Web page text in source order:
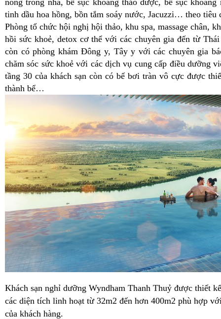
nóng trong nhà, bể sục khoáng thảo dược, bể sục
tinh dầu hoa hồng, bồn tắm soáy nước, Jacuzzi… theo tiêu
Phòng tổ chức hội nghị hội thảo, khu spa, massage chân,
hồi sức khoẻ, detox cơ thể với các chuyên gia đến từ
còn có phòng khám Đông y, Tây y với các chuyên gia
chăm sóc sức khoẻ với các dịch vụ cung cấp điều dưỡng
tầng 30 của khách sạn còn có bể bơi tràn vô cực được
thành bể…
Khách sạn nghỉ dưỡng Wyndham Thanh Thuỷ được thiết
các diện tích linh hoạt từ 32m2 đến hơn 400m2 phù hợp
của khách hàng.